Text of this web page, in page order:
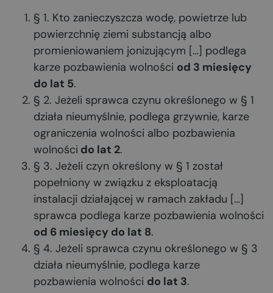
§ 1. Kto zanieczyszcza wodę, powietrze lub
powierzchnię ziemi substancją albo
promieniowaniem jonizującym […] podlega
karze pozbawienia wolności od 3 miesięcy
do lat 5.
§ 2. Jeżeli sprawca czynu określonego w § 1
działa nieumyślnie, podlega grzywnie, karze
ograniczenia wolności albo pozbawienia
wolności do lat 2.
§ 3. Jeżeli czyn określony w § 1 został
popełniony w związku z eksploatacją
instalacji działającej w ramach zakładu […]
sprawca podlega karze pozbawienia wolności
od 6 miesięcy do lat 8.
§ 4. Jeżeli sprawca czynu określonego w § 3
działa nieumyślnie, podlega karze
pozbawienia wolności do lat 3.